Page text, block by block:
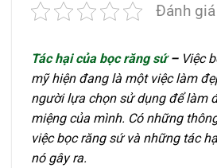
Đánh
Tác hại của bọc răng sứ– Việc
mỹ hiện đang là một việc làm
người lựa chọn sử dụng để làm
miệng của mình. Có những
việc bọc răng sứ và những tác
nó gây ra.